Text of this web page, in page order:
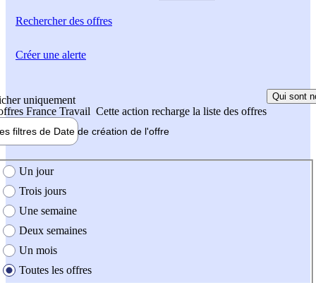
Rechercherdes offres
uniquement
France Travail Cette action recharge la liste des offres
Qui sont
filtres de Date de création de l'offre
création de l'offre
Un jour
Trois jours
Une semaine
Deux semaines
Un mois
Toutes les offres
Créer une alerte